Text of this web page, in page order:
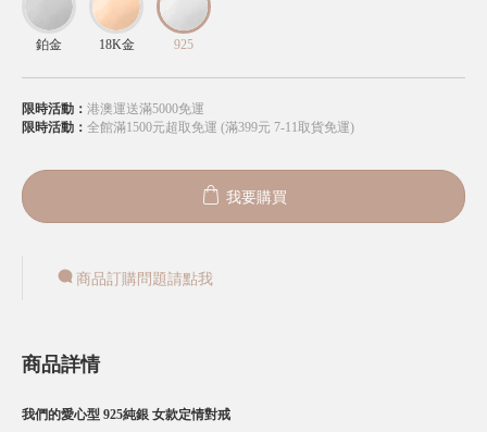
鉑金 18K金 925
限時活動： 港澳運送滿5000免運
限時活動： 全館滿1500元超取免運 (滿399元 7-11取貨免運)
我要購買
商品訂購問題請點我
商品詳情
我們的愛心型 925純銀 女款定情對戒